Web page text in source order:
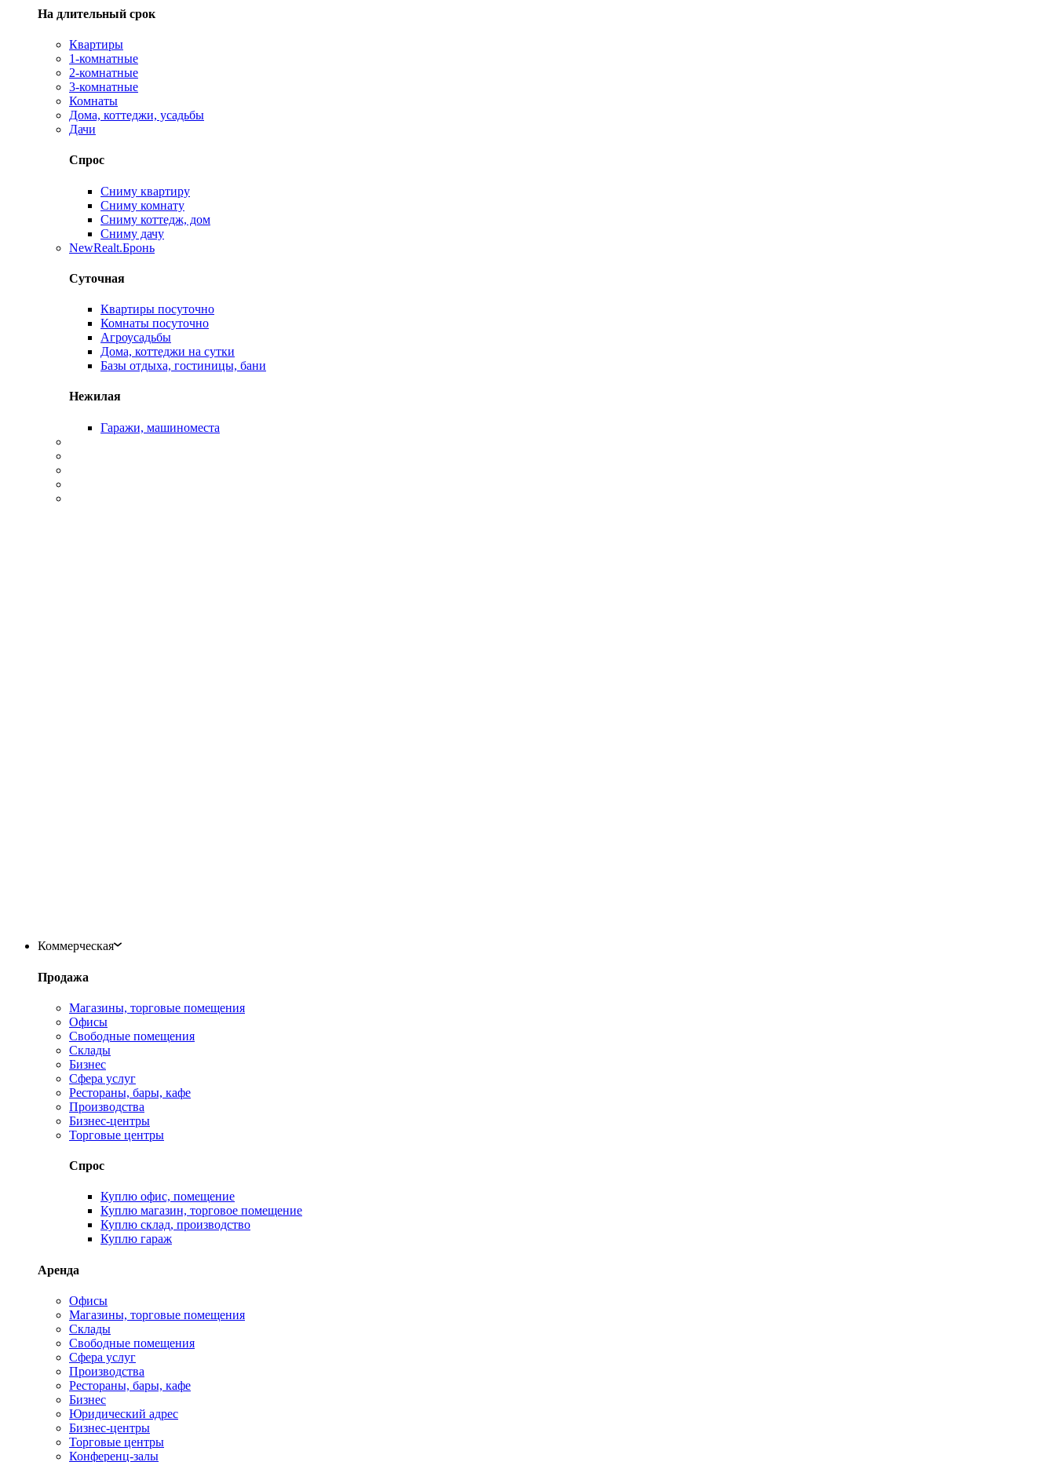
На длительный срок
Квартиры
1-комнатные
2-комнатные
3-комнатные
Комнаты
Дома, коттеджи, усадьбы
Дачи
Спрос
Сниму квартиру
Сниму комнату
Сниму коттедж, дом
Сниму дачу
NewRealt.Бронь
Суточная
Квартиры посуточно
Комнаты посуточно
Агроусадьбы
Дома, коттеджи на сутки
Базы отдыха, гостиницы, бани
Нежилая
Гаражи, машиноместа
Коммерческая
Продажа
Магазины, торговые помещения
Офисы
Свободные помещения
Склады
Бизнес
Сфера услуг
Рестораны, бары, кафе
Производства
Бизнес-центры
Торговые центры
Спрос
Куплю офис, помещение
Куплю магазин, торговое помещение
Куплю склад, производство
Куплю гараж
Аренда
Офисы
Магазины, торговые помещения
Склады
Свободные помещения
Сфера услуг
Производства
Рестораны, бары, кафе
Бизнес
Юридический адрес
Бизнес-центры
Торговые центры
Конференц-залы